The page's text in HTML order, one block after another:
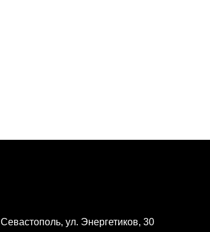
Севастополь, ул. Энергетиков, 30